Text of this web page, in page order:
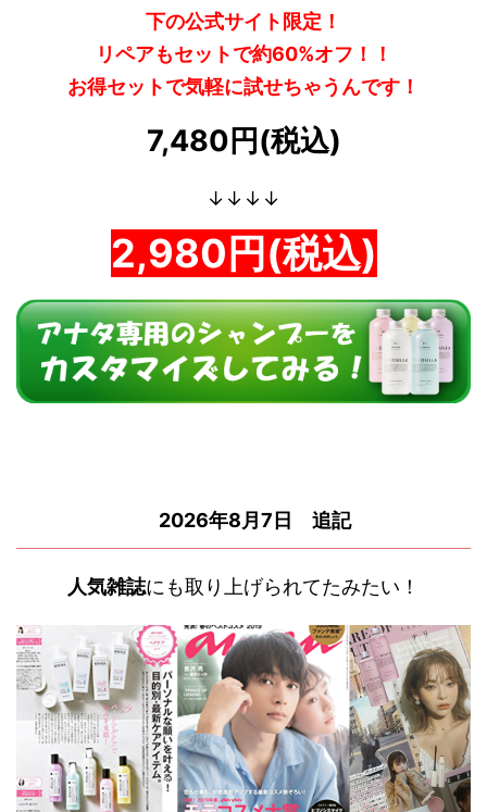
下の公式サイト限定！
リペアもセットで約60%オフ！！
お得セットで気軽に試せちゃうんです！
7,480円(税込)
↓↓↓↓
2,980円(税込)
2026年8月7日 追記
人気雑誌にも取り上げられてたみたい！